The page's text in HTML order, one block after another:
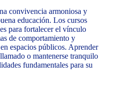
convivencia armoniosa y
educación. Los cursos
para fortalecer el vínculo
de comportamiento y
espacios públicos. Aprender
o mantenerse tranquilo
fundamentales para su